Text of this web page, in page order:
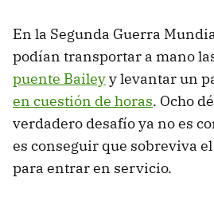
En la Segunda Guerra
podían transportar a mano
puente Baileyy levantar un
en cuestión de horas. Ocho
verdadero desafío ya no es
es conseguir que sobreviva
para entrar en servicio.